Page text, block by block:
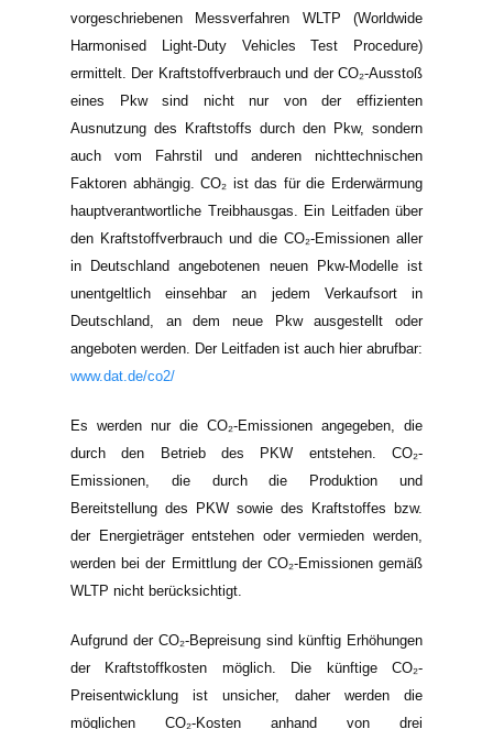
vorgeschriebenen Messverfahren WLTP (Worldwide
Harmonised Light-Duty Vehicles Test Procedure)
ermittelt. Der Kraftstoffverbrauch und der CO₂-Ausstoß
eines Pkw sind nicht nur von der effizienten
Ausnutzung des Kraftstoffs durch den Pkw, sondern
auch vom Fahrstil und anderen nichttechnischen
Faktoren abhängig. CO₂ ist das für die Erderwärmung
hauptverantwortliche Treibhausgas. Ein Leitfaden über
den Kraftstoffverbrauch und die CO₂-Emissionen aller
in Deutschland angebotenen neuen Pkw-Modelle ist
unentgeltlich einsehbar an jedem Verkaufsort in
Deutschland, an dem neue Pkw ausgestellt oder
angeboten werden. Der Leitfaden ist auch hier abrufbar:
www.dat.de/co2/
Es werden nur die CO₂-Emissionen angegeben, die
durch den Betrieb des PKW entstehen. CO₂-
Emissionen, die durch die Produktion und
Bereitstellung des PKW sowie des Kraftstoffes bzw.
der Energieträger entstehen oder vermieden werden,
werden bei der Ermittlung der CO₂-Emissionen gemäß
WLTP nicht berücksichtigt.
Aufgrund der CO₂-Bepreisung sind künftig Erhöhungen
der Kraftstoffkosten möglich. Die künftige CO₂-
Preisentwicklung ist unsicher, daher werden die
möglichen CO₂-Kosten anhand von drei